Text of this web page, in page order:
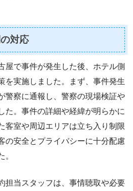
対応
屋で事件が発生した後、ホテル側
を実施しました。まず、事件発生
警察に通報し、警察の現場検証や
た。事件の詳細や経緯が明らかに
客室や周辺エリアは立ち入り制限
の安全とプライバシーに十分配慮
。
担当スタッフは、事情聴取や必要